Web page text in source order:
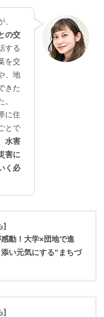
の交
する
を交
、地
きた
に住
とで
水害
害に
く必
]
動！大学×団地で進
い元気にする“まちづ
]